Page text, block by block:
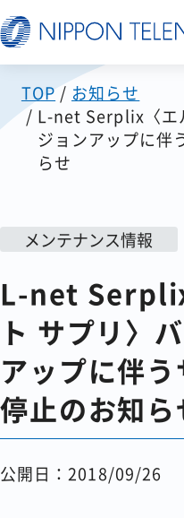
サービス一覧
日本テレネッ
FAQ
お知らせ
コラム
会社情報
TOP
お知らせ
L-net Serplix〈エ
ジョンアップに伴
らせ
メンテナンス情報
L-net
ト サプリ〉
アップに伴
停止のお知ら
公開日：2018/09/26